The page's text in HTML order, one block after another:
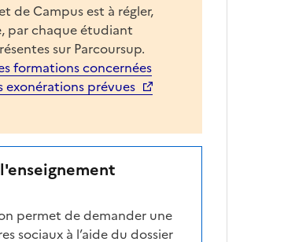
n
e
d
é
r
u
l
a
e
de Campus est à régler,
par chaque étudiant
sur Parcoursup.
formations concernées
exonérations prévues
permet de demander une
sociaux à l’aide du dossier